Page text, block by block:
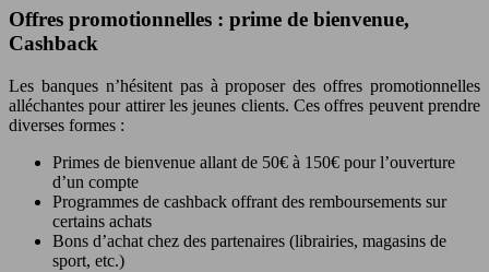
Offres promotionnelles : prime de bienvenue,
Cashback
Les banques n’hésitent pas à proposer des offres promotionnelles
alléchantes pour attirer les jeunes clients. Ces offres peuvent prendre
diverses formes :
Primes de bienvenue allant de 50€ à 150€ pour l’ouverture
d’un compte
Programmes de cashback offrant des remboursements sur
certains achats
Bons d’achat chez des partenaires (librairies, magasins de
sport, etc.)